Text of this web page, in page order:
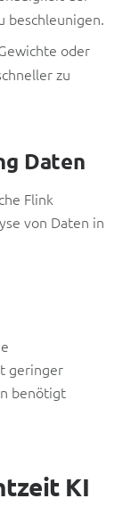
beschleunigen.
oder
zu
Daten
Flink
von Daten in
geringer
benötigt
KI